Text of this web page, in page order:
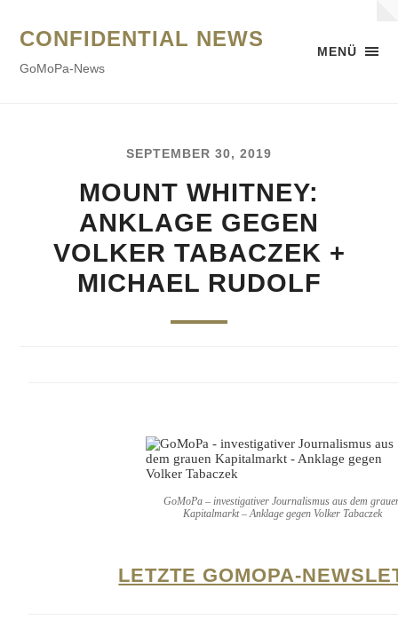
MENÜ
CONFIDENTIAL NEWS
GoMoPa-News
SEPTEMBER 30, 2019
MOUNT WHITNEY:
ANKLAGE GEGEN
VOLKER TABACZEK +
MICHAEL RUDOLF
GoMoPa – investigativer Journalismus aus dem
Kapitalmarkt – Anklage gegen Volker Tabaczek
LETZTE GOMOPA-